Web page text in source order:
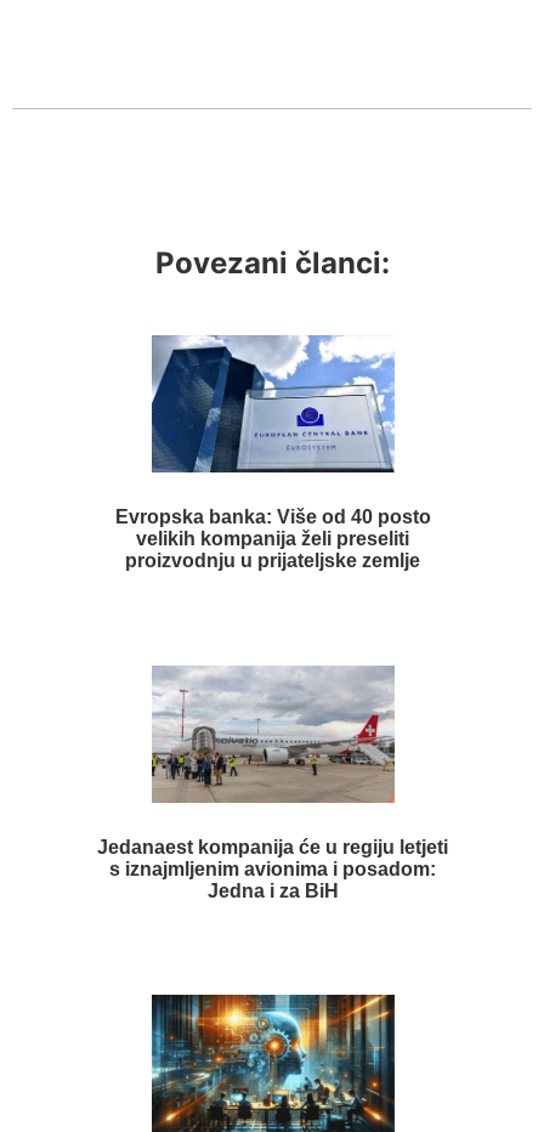
Povezani članci:
Evropska banka: Više od 40 posto
velikih kompanija želi preseliti
proizvodnju u prijateljske zemlje
Jedanaest kompanija će u regiju letjeti
s iznajmljenim avionima i posadom:
Jedna i za BiH